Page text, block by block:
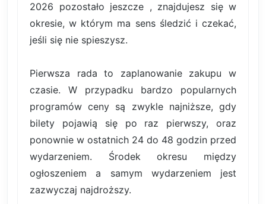
2026 pozostało jeszcze , znajdujesz się w
okresie, w którym ma sens śledzić i czekać,
jeśli się nie spieszysz.
Pierwsza rada to zaplanowanie zakupu w
czasie. W przypadku bardzo popularnych
programów ceny są zwykle najniższe, gdy
bilety pojawią się po raz pierwszy, oraz
ponownie w ostatnich 24 do 48 godzin przed
wydarzeniem. Środek okresu między
ogłoszeniem a samym wydarzeniem jest
zazwyczaj najdroższy.